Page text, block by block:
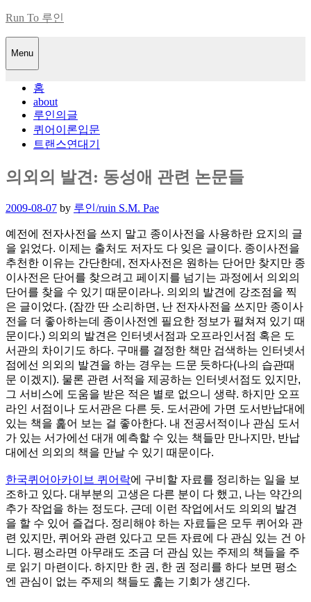
Skip
content
Run To 루인
Menu
홈
about
루인의글
퀴어이론입문
트랜스연대기
의외의 발견: 동성애 관련 논문들
Posted
2009-08-07 by 루인/ruin S.M. Pae
예전에 전자사전을 쓰지 말고 종이사전을 사용하란 요지의 글
을 읽었다. 이제는 출처도 저자도 다 잊은 글이다. 종이사전을
추천한 이유는 간단한데, 전자사전은 원하는 단어만 찾지만 종
이사전은 단어를 찾으려고 페이지를 넘기는 과정에서 의외의
단어를 찾을 수 있기 때문이라나. 의외의 발견에 강조점을 찍
은 글이었다. (잠깐 딴 소리하면, 난 전자사전을 쓰지만 종이사
전을 더 좋아하는데 종이사전엔 필요한 정보가 펼쳐져 있기 때
문이다.) 의외의 발견은 인터넷서점과 오프라인서점 혹은 도
서관의 차이기도 하다. 구매를 결정한 책만 검색하는 인터넷서
점에선 의외의 발견을 하는 경우는 드문 듯하다(나의 습관때
문 이겠지). 물론 관련 서적을 제공하는 인터넷서점도 있지만,
그 서비스에 도움을 받은 적은 별로 없으니 생략. 하지만 오프
라인 서점이나 도서관은 다른 듯. 도서관에 가면 도서반납대에
있는 책을 훑어 보는 걸 좋아한다. 내 전공서적이나 관심 도서
가 있는 서가에선 대개 예측할 수 있는 책들만 만나지만, 반납
대에선 의외의 책을 만날 수 있기 때문이다.
한국퀴어아카이브 퀴어락에 구비할 자료를 정리하는 일을 보
조하고 있다. 대부분의 고생은 다른 분이 다 했고, 나는 약간의
추가 작업을 하는 정도다. 근데 이런 작업에서도 의외의 발견
을 할 수 있어 즐겁다. 정리해야 하는 자료들은 모두 퀴어와 관
련 있지만, 퀴어와 관련 있다고 모든 자료에 다 관심 있는 건 아
니다. 평소라면 아무래도 조금 더 관심 있는 주제의 책들을 주
로 읽기 마련이다. 하지만 한 권, 한 권 정리를 하다 보면 평소
엔 관심이 없는 주제의 책들도 훑는 기회가 생긴다.